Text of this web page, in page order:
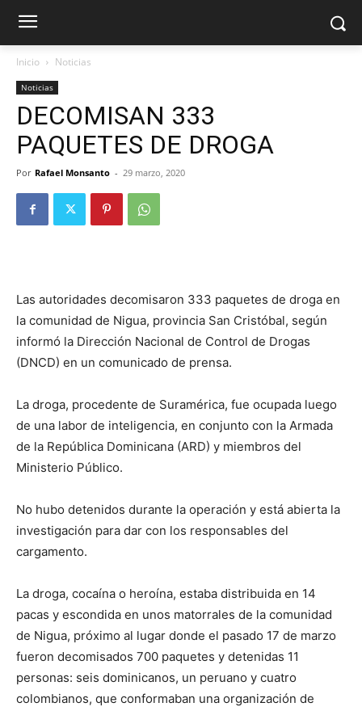
Inicio Noticias
Noticias
DECOMISAN 333
PAQUETES DE DROGA
Por Rafael Monsanto - 29 marzo, 2020
Las autoridades decomisaron 333 paquetes de droga en
la comunidad de Nigua, provincia San Cristóbal, según
informó la Dirección Nacional de Control de Drogas
(DNCD) en un comunicado de prensa.
La droga, procedente de Suramérica, fue ocupada luego
de una labor de inteligencia, en conjunto con la Armada
de la República Dominicana (ARD) y miembros del
Ministerio Público.
No hubo detenidos durante la operación y está abierta la
investigación para dar con los responsables del
cargamento.
La droga, cocaína o heroína, estaba distribuida en 14
pacas y escondida en unos matorrales de la comunidad
de Nigua, próximo al lugar donde el pasado 17 de marzo
fueron decomisados 700 paquetes y detenidas 11
personas: seis dominicanos, un peruano y cuatro
colombianos, que conformaban una organización de